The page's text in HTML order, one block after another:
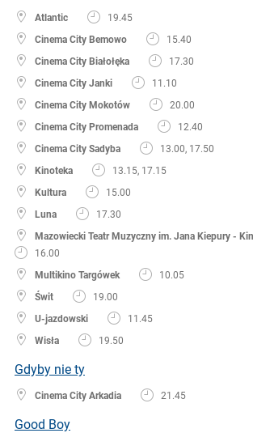
Atlantic
19.45
Cinema City Bemowo
15.40
Cinema City Białołęka
17.30
Cinema City Janki
11.10
Cinema City Mokotów
20.00
Cinema City Promenada
12.40
Cinema City Sadyba
13.00, 17.50
Kinoteka
13.15, 17.15
Kultura
15.00
Luna
17.30
Mazowiecki Teatr Muzyczny im. Jana Kiepury -
16.00
Multikino Targówek
10.05
Świt
19.00
U-jazdowski
11.45
Wisła
19.50
Gdyby nie ty
Cinema City Arkadia 21.45
Good Boy